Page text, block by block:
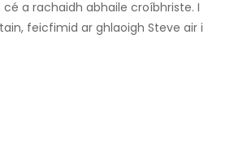
a rachaidh abhaile croíbhriste. I
feicfimid ar ghlaoigh Steve air i